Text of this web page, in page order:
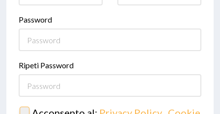
Password
Ripeti Password